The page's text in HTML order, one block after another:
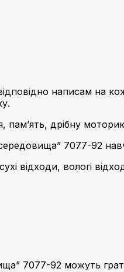
написам на
дрібну
7077-92
відходи, вологі
7077-92 можуть грати